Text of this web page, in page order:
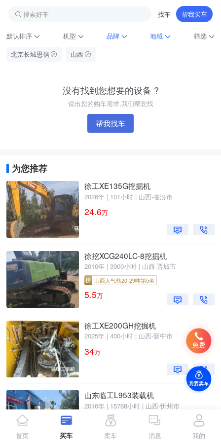
搜索好车 找车 帮我买车
默认排序 机型 品牌 地域
筛选
北京长城恩信
山西
没有找到您想要的设备 ?
说出您的购车需求,我们帮您找
帮我找车
为您推荐
徐工XE135G挖掘机
2026年 | 101小时 | 山西-临汾市
24.6万
徐挖XCG240LC-8挖掘机
2010年 | 3900小时 | 山西-晋城市
榜 山西人气榜20-29吨第5名
5.5万
徐工XE200GH挖掘机
2025年 | 400小时 | 山西-晋中市
34万
山东临工L953装载机
2016年 | 15768小时 | 山西-忻州市
首页
买车 卖车 消息 我的